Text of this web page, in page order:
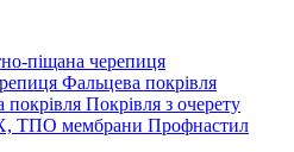
піщана черепиця
Фальцева покрівля
покрівля Покрівля з очерету
ТПО мембрани Профнастил